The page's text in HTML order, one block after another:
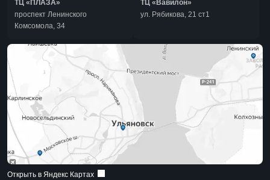
ТЦ «ПЛАЗА»
проспект Ленинского
Комсомола, 34
ТЦ «Вавилон»
ул. Рябикова, 21 ст1
Открыть в Яндекс Картах